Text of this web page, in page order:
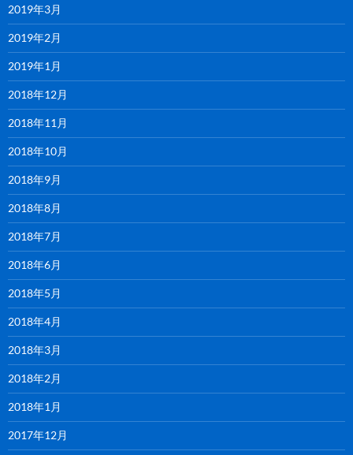
2019年3月
2019年2月
2019年1月
2018年12月
2018年11月
2018年10月
2018年9月
2018年8月
2018年7月
2018年6月
2018年5月
2018年4月
2018年3月
2018年2月
2018年1月
2017年12月